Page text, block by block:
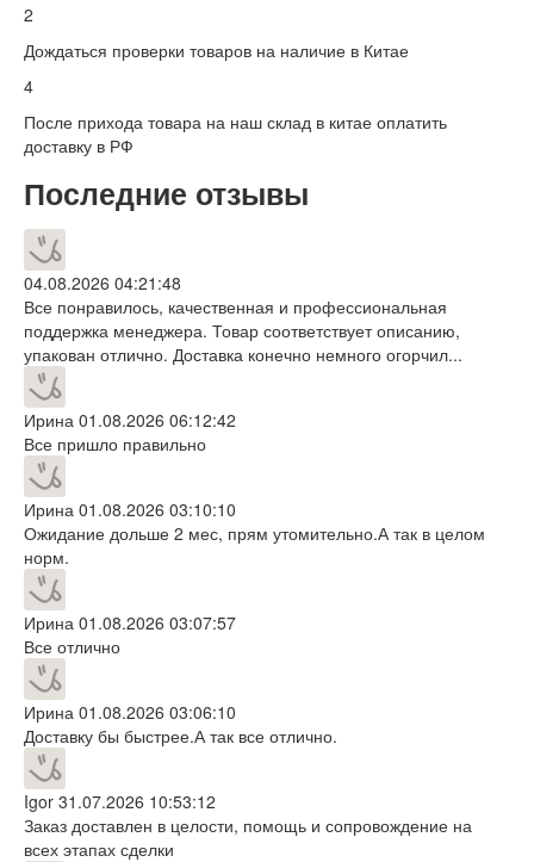
2
Дождаться проверки товаров на наличие в Китае
4
После прихода товара на наш склад в китае оплатить
доставку в РФ
Последние отзывы
04.08.2026 04:21:48
Все понравилось, качественная и профессиональная
поддержка менеджера. Товар соответствует описанию,
упакован отлично. Доставка конечно немного огорчил...
Ирина 01.08.2026 06:12:42
Все пришло правильно
Ирина 01.08.2026 03:10:10
Ожидание дольше 2 мес, прям утомительно.А так в целом
норм.
Ирина 01.08.2026 03:07:57
Все отлично
Ирина 01.08.2026 03:06:10
Доставку бы быстрее.А так все отлично.
Igor 31.07.2026 10:53:12
Заказ доставлен в целости, помощь и сопровождение на
всех этапах сделки